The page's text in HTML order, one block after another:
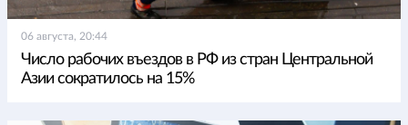
06 августа, 20:44
Число рабочих въездов в РФ из стран Центральной
Азии сократилось на 15%